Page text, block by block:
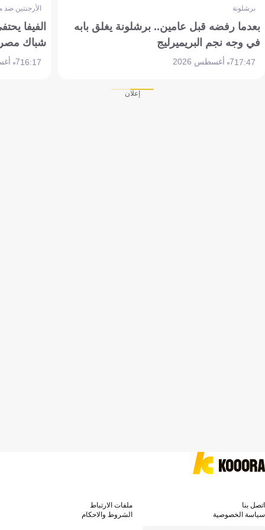
برشلونة
بعدما رفضه قبل عامين.. برشلونة يغلق بابه
في وجه نجم البريميرليج
17:477 أغسطس 2026
الأرجنتين
الفيفا
شباك
16:177 أغسطس 2026
إعلان
اتصل بنا
ملفات الارتباط
سياسة الخصوصية
الشروط والاحكام